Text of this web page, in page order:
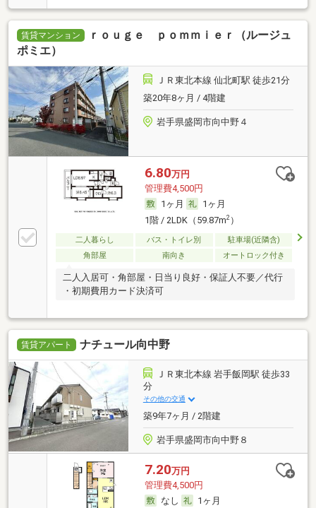
賃貸マンション
ｒｏｕｇｅ ｐｏｍｍｉｅｒ（ルージュ
ポミエ）
ＪＲ東北本線 仙北町駅 徒歩21分
築20年8ヶ月 / 4階建
岩手県盛岡市向中野４
6.80万円
管理費4,500円
1ヶ月
1ヶ月
1階 / 2LDK（59.87m2）
二人暮らし バス・トイレ別
駐車場(近隣含)
角部屋
南向き オートロック付き
二人入居可・角部屋・日当り良好・保証人不要／代行
・初期費用カード決済可
賃貸アパート ナチュール向中野
ＪＲ東北本線 岩手飯岡駅 徒歩33
分
その他の交通
築9年7ヶ月 / 2階建
岩手県盛岡市向中野８
7.20万円
管理費4,500円
なし
1ヶ月